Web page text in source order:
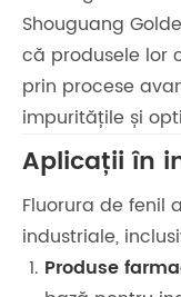
Shouguang
că produsele lor
prin procese
impuritățile și
Aplicații în
Fluorura de fenil
industriale,
Produse